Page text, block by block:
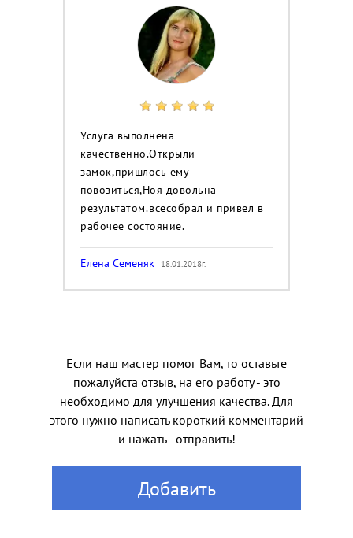
Услуга выполнена
качественно.Открыли
замок,пришлось ему
повозиться,Ноя довольна
результатом.всесобрал и привел в
рабочее состояние.
Елена Семеняк 18.01.2018г.
Если наш мастер помог Вам, то оставьте
пожалуйста отзыв, на его работу - это
необходимо для улучшения качества. Для
этого нужно написать короткий комментарий
и нажать - отправить!
Добавить